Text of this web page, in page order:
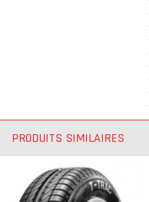
PRODUITS SIMILAIRES